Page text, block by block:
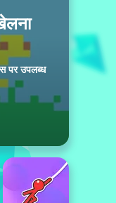
पर उपलब्ध